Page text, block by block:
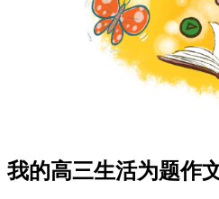
我的高三生活为题作